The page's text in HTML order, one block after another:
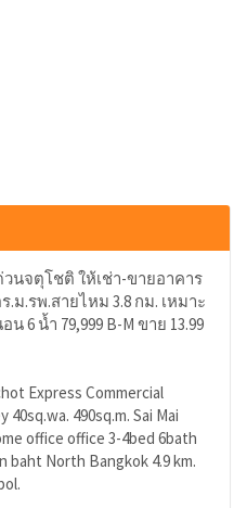
วนจตุโชติ ให้เช่า-ขายอาคาร
.ม.รพ.สายไหม 3.8 กม. เหมาะ
6 น้ำ 79,999 B-M ขาย 13.99
Express Commercial
490sq.m. Sai Mai
office office 3-4bed 6bath
baht North Bangkok 4.9 km.